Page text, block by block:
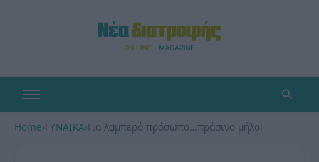
Home›ΓΥΝΑΙΚΑ›Για λαμπερό πρόσωπο…πράσινο μήλο!